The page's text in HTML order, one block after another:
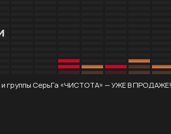
и группы СерьГа «ЧИСТОТА» — УЖЕ В ПРОДАЖЕ!